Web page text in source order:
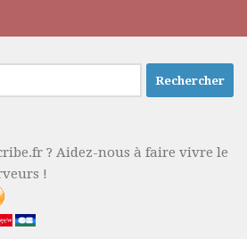
? Aidez-nous à faire vivre le
!